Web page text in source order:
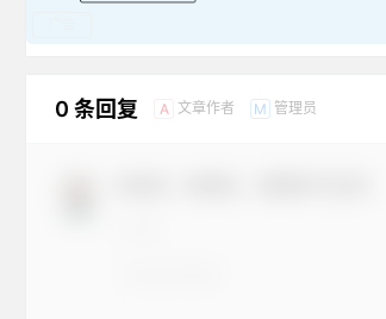
0 条回复 A 文章作者 M 管理员